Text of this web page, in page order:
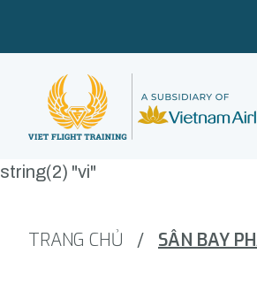
string(2) "vi"
TRANG CHỦ /